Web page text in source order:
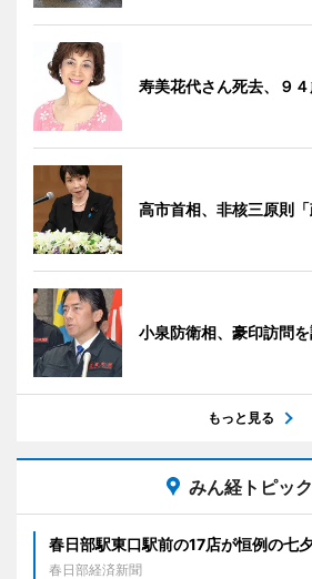
寿美花代さん死去、９
高市首相、非核三原則「
小泉防衛相、豪印訪問
もっと見る
みん経トピッ
春日部駅東口駅前の17店が恒例の
春日部経済新聞